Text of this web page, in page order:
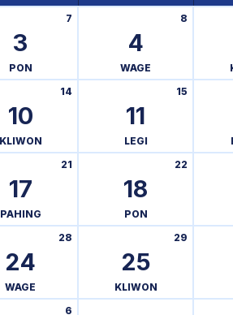
3
7
PON
4
8
WAGE
10
14
KLIWON
11
15
LEGI
17
21
PAHING
18
22
PON
24
28
WAGE
25
29
KLIWON
6